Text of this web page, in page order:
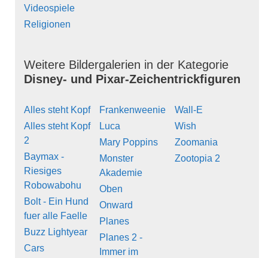
Videospiele
Religionen
Weitere Bildergalerien in der Kategorie
Disney- und Pixar-Zeichentrickfiguren
Alles steht Kopf
Alles steht Kopf
2
Baymax -
Riesiges
Robowabohu
Bolt - Ein Hund
fuer alle Faelle
Buzz Lightyear
Cars
Frankenweenie
Luca
Mary Poppins
Monster
Akademie
Oben
Onward
Planes
Planes 2 -
Immer im
Wall-E
Wish
Zoomania
Zootopia 2